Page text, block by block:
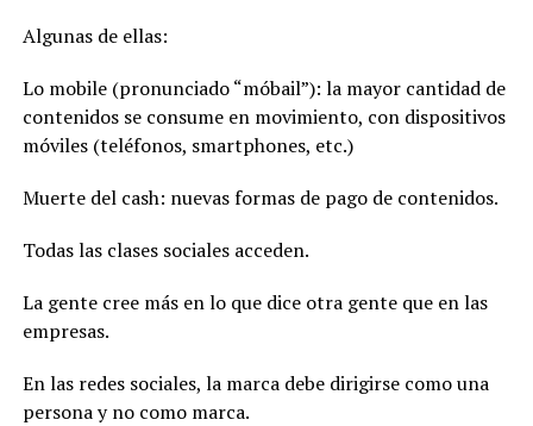
Algunas de ellas:
Lo mobile (pronunciado “móbail”): la mayor cantidad de
contenidos se consume en movimiento, con dispositivos
móviles (teléfonos, smartphones, etc.)
Muerte del cash: nuevas formas de pago de contenidos.
Todas las clases sociales acceden.
La gente cree más en lo que dice otra gente que en las
empresas.
En las redes sociales, la marca debe dirigirse como una
persona y no como marca.